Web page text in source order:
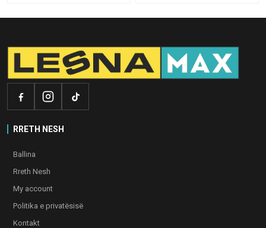
RRETH NESH
Ballina
Rreth Nesh
My account
Politika e privatësisë
Kontakt